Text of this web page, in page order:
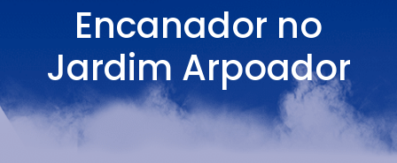
Encanador no
Jardim Arpoador